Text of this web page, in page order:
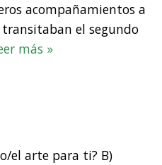
acompañamientos a
el segundo
más »
el arte para ti? B)